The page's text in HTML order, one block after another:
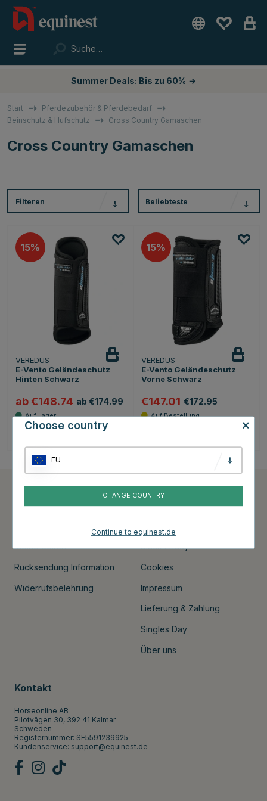
Summer Deals: Bis zu 60% →
Start
Pferdezubehör & Pferdebedarf
Beinschutz & Hufschutz
Cross Country Gamaschen
Cross Country Gamaschen
Filteren Beliebteste
15
VEREDUS
E-Vento Geländeschutz
Hinten Schwarz
ab €148.74 ab €174.99
15
VEREDUS
E-Vento Geländeschutz
Vorne Schwarz
€147.01 €172.95
Meine Seiten
Rücksendung Information
Widerrufsbelehrung
Informationen
Black Friday
Cookies
Impressum
Lieferung & Zahlung
Singles Day
Über uns
Kontakt
Horseonline AB
Pilotvägen 30, 392 41 Kalmar
Schweden
Registernummer: SE5591239925
Kundenservice: support@equinest.de
Choose country
EU
CHANGE COUNTRY
Continue to equinest.de